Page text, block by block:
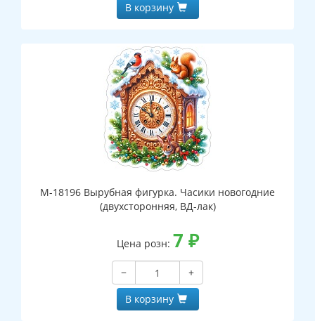
В корзину
М-18196 Вырубная фигурка. Часики новогодние
(двухсторонняя, ВД-лак)
Цена розн: 7 ₽
−
+
В корзину